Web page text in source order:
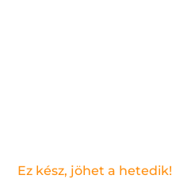
Ez kész, jöhet a hetedik!